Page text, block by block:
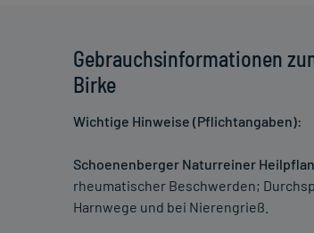
Gebrauchsinformationen
Birke
Wichtige Hinweise (Pflichtangaben):
Schoenenberger Naturreiner
rheumatischer Beschwerden;
Harnwege und bei Nierengrieß.